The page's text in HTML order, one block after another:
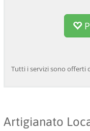
Tutti i servizi sono offerti
Artigianato